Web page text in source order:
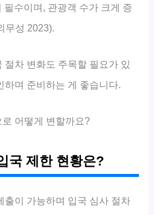
수이며, 관광객 수가 크게 증
무성 2023).
절차 변화도 주목할 필요가 있
하며 준비하는 게 좋습니다.
어떻게 변할까요?
국 제한 현황은?
출이 가능하며 입국 심사 절차